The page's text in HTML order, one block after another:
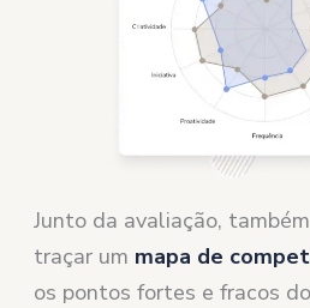
Junto da avaliação,
traçar um mapa de
os pontos fortes e fracos